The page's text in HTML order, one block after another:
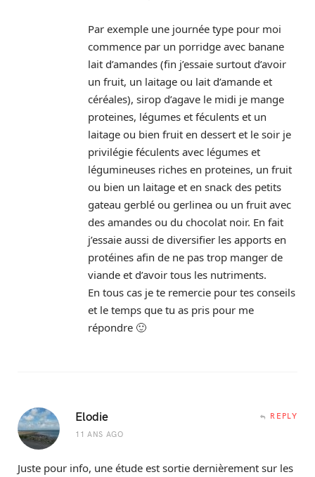
Par exemple une journée type pour moi
commence par un porridge avec banane
lait d’amandes (fin j’essaie surtout d’avoir
un fruit, un laitage ou lait d’amande et
céréales), sirop d’agave le midi je mange
proteines, légumes et féculents et un
laitage ou bien fruit en dessert et le soir je
privilégie féculents avec légumes et
légumineuses riches en proteines, un fruit
ou bien un laitage et en snack des petits
gateau gerblé ou gerlinea ou un fruit avec
des amandes ou du chocolat noir. En fait
j’essaie aussi de diversifier les apports en
protéines afin de ne pas trop manger de
viande et d’avoir tous les nutriments.
En tous cas je te remercie pour tes conseils
et le temps que tu as pris pour me
répondre 🙂
Elodie
11 ANS AGO
REPLY
Juste pour info, une étude est sortie dernièrement sur les